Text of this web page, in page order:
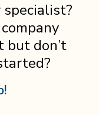
specialist?
but don’t